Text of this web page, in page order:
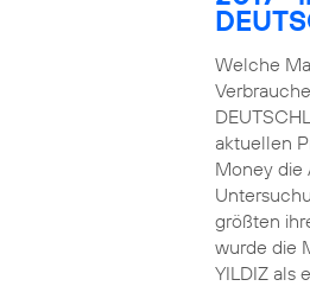
Welche
aktuellen
Money die
größten
wurde die
YILDIZ als